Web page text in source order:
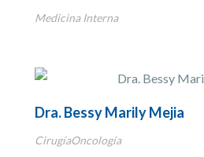
Medicina Interna
Dra. Bessy Marily Mejia
CirugíaOncología